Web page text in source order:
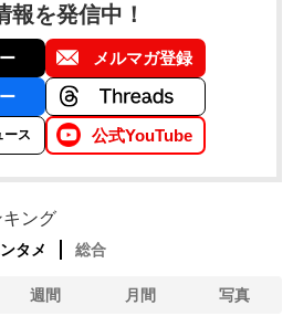
報を発信中！
メルマガ登録
ース 公式YouTube
キング
タメ 総合
週間 月間 写真